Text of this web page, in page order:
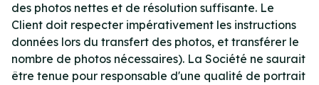
des photos nettes et de résolution suffisante. Le
Client doit respecter impérativement les instructions
données lors du transfert des photos, et transférer le
nombre de photos nécessaires). La Société ne saurait
être tenue pour responsable d'une qualité de portrait